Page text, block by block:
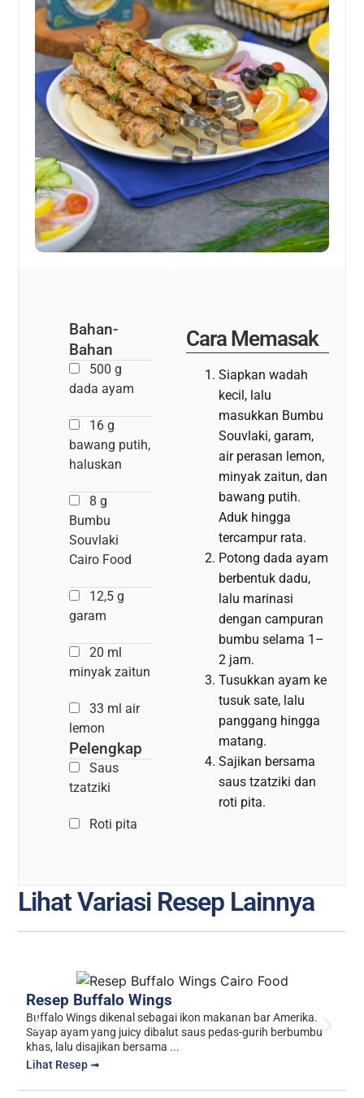
Cara Memasak
Siapkan wadah
kecil, lalu
masukkan Bumbu
Souvlaki, garam,
air perasan lemon,
minyak zaitun, dan
bawang putih.
Aduk hingga
tercampur rata.
Potong dada ayam
berbentuk dadu,
lalu marinasi
dengan campuran
bumbu selama 1–
2 jam.
Tusukkan ayam ke
tusuk sate, lalu
panggang hingga
matang.
Sajikan bersama
saus tzatziki dan
roti pita.
Bahan-
Bahan
500 g
dada ayam
16 g
bawang putih,
haluskan
8 g
Bumbu
Souvlaki
Cairo Food
12,5 g
garam
20 ml
minyak zaitun
33 ml air
lemon
Pelengkap
Saus
tzatziki
Roti pita
Lihat Variasi Resep Lainnya
Resep Buffalo Wings
Buffalo Wings dikenal sebagai ikon makanan bar Amerika.
Sayap ayam yang juicy dibalut saus pedas-gurih berbumbu
khas, lalu disajikan bersama ...
Lihat Resep ➟